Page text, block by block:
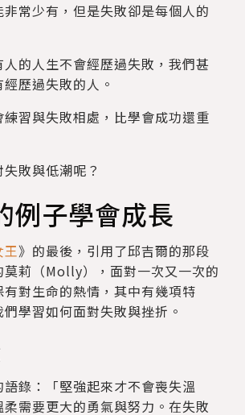
常少有，但是失敗卻是每個人的
的人生不會經歷過失敗，我們甚
歷過失敗的人。
習與失敗相處，比學會成功還重
敗與低潮呢？
例子學會成長
王》的最後，引用了邱吉爾的那段
莫莉（Molly），面對一次又一次的
對生命的熱情，其中有幾項特
學習如何面對失敗與挫折。
錄：「堅強起來才不會喪失溫
需要更大的勇氣與努力。在失敗